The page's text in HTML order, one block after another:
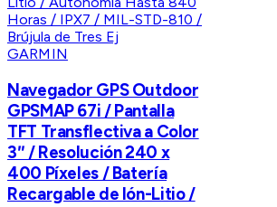
GARMIN
Navegador GPS Outdoor
GPSMAP 67i / Pantalla
TFT Transflectiva a Color
3″ / Resolución 240 x
400 Píxeles / Batería
Recargable de Ión-Litio /